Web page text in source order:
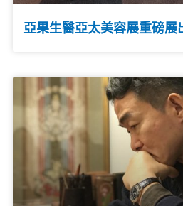
亞果生醫亞太美容展重磅展